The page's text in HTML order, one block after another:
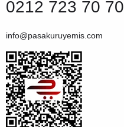
0212 723 70 70
info@pasakuruyemis.com